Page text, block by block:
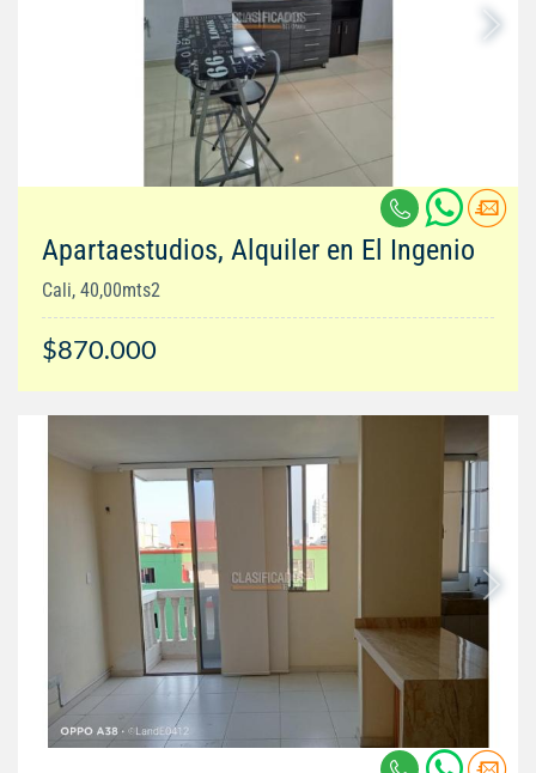
Apartaestudios, Alquiler en El Ingenio
Cali, 40,00mts2
$870.000